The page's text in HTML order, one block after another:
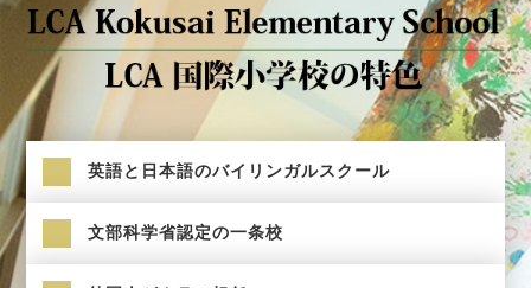
英語と日本語のバイリンガルスクール
文部科学省認定の一条校